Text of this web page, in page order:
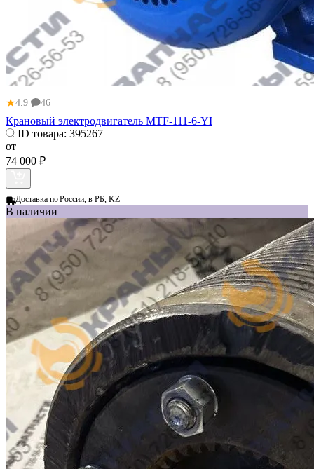
★4.9 46
Крановый электродвигатель MTF-111-6-YI
ID товара: 395267
от
74 000 ₽
Доставка поРоссии, в РБ, KZ
В наличии